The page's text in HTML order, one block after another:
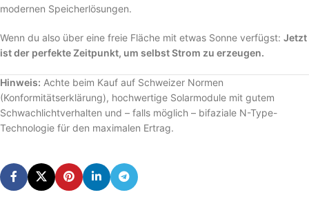
modernen Speicherlösungen.
Wenn du also über eine freie Fläche mit etwas Sonne verfügst: Jetzt
ist der perfekte Zeitpunkt, um selbst Strom zu erzeugen.
Hinweis: Achte beim Kauf auf Schweizer Normen
(Konformitätserklärung), hochwertige Solarmodule mit gutem
Schwachlichtverhalten und – falls möglich – bifaziale N-Type-
Technologie für den maximalen Ertrag.